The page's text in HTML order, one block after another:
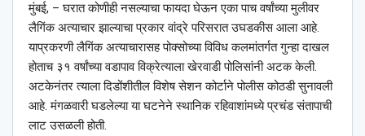
मुंबई, – घरात कोणीही नसल्याचा फायदा घेऊन एका पाच वर्षांच्या मुलीवर
लैगिंक अत्याचार झाल्याचा प्रकार वांद्रे परिसरात उघडकीस आला आहे.
याप्रकरणी लैगिंक अत्याचारासह पोक्सोच्या विविध कलमांतर्गत गुन्हा दाखल
होताच ३१ वर्षांच्या वडापाव विक्रेत्याला खेरवाडी पोलिसांनी अटक केली.
अटकेनंतर त्याला दिडोंशीतील विशेष सेशन कोर्टाने पोलीस कोठडी सुनावली
आहे. मंगळवारी घडलेल्या या घटनेने स्थानिक रहिवाशांमध्ये प्रचंड संतापाची
लाट उसळली होती.